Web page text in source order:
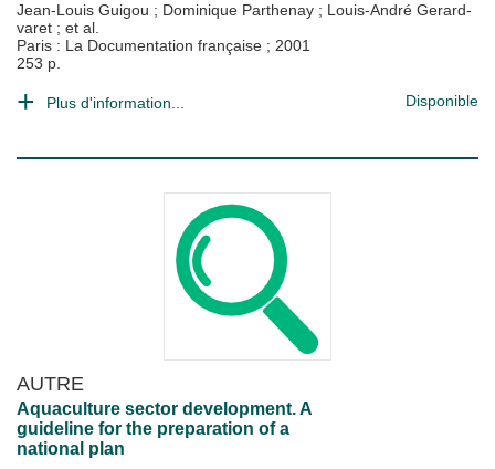
Jean-Louis Guigou ; Dominique Parthenay ; Louis-André Gerard-
varet ; et al.
Paris : La Documentation française ; 2001
253 p.
Plus d'information... Disponible
AUTRE
Aquaculture sector development. A
guideline for the preparation of a
national plan